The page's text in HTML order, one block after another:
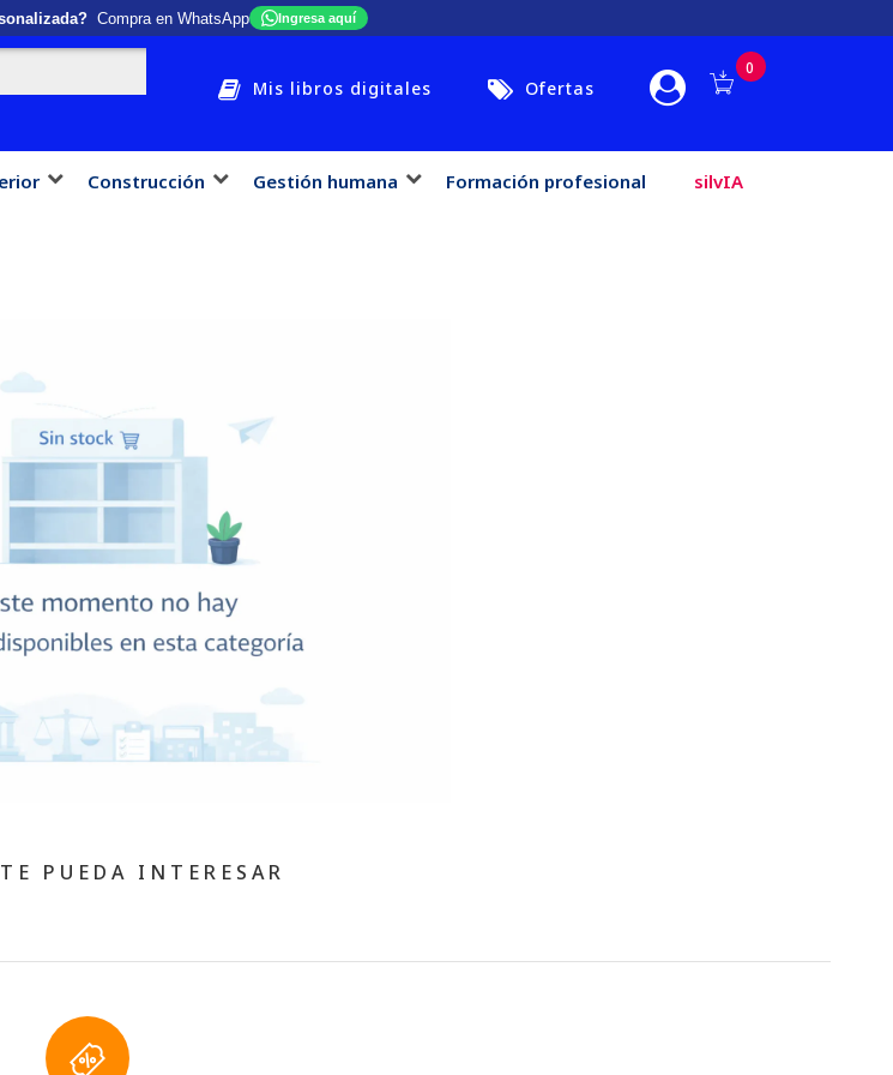
Compra en WhatsApp Ingresa aquí
Mis libros digitales Ofertas
0
Construcción Gestión humana Formación profesional silvIA
PUEDA INTERESAR